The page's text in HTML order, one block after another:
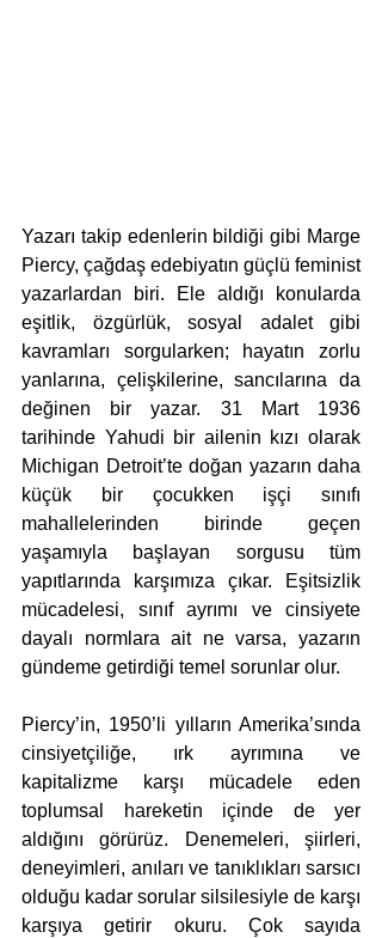
Yazarı takip edenlerin bildiği gibi Marge
Piercy, çağdaş edebiyatın güçlü feminist
yazarlardan biri. Ele aldığı konularda
eşitlik, özgürlük, sosyal adalet gibi
kavramları sorgularken; hayatın zorlu
yanlarına, çelişkilerine, sancılarına da
değinen bir yazar. 31 Mart 1936
tarihinde Yahudi bir ailenin kızı olarak
Michigan Detroit’te doğan yazarın daha
küçük bir çocukken işçi sınıfı
mahallelerinden birinde geçen
yaşamıyla başlayan sorgusu tüm
yapıtlarında karşımıza çıkar. Eşitsizlik
mücadelesi, sınıf ayrımı ve cinsiyete
dayalı normlara ait ne varsa, yazarın
gündeme getirdiği temel sorunlar olur.
Piercy’in, 1950’li yılların Amerika’sında
cinsiyetçiliğe, ırk ayrımına ve
kapitalizme karşı mücadele eden
toplumsal hareketin içinde de yer
aldığını görürüz. Denemeleri, şiirleri,
deneyimleri, anıları ve tanıklıkları sarsıcı
olduğu kadar sorular silsilesiyle de karşı
karşıya getirir okuru. Çok sayıda